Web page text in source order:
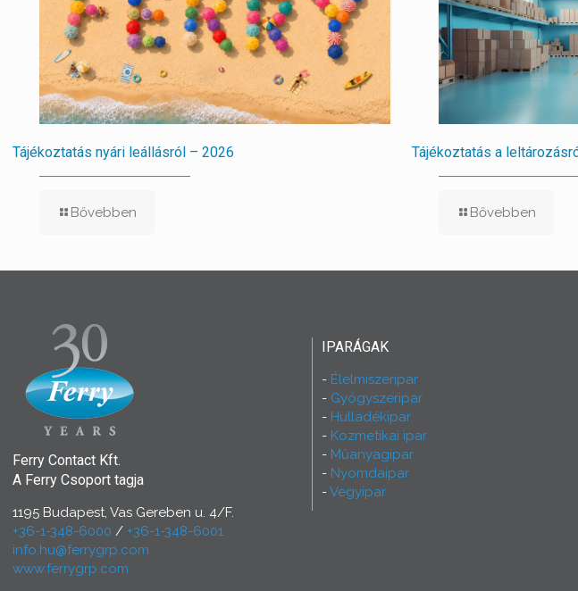
Tájékoztatás nyári leállásról – 2026
Bővebben
Tájékoztatás a
Bővebben
Ferry Contact Kft.
A Ferry Csoport tagja
1195 Budapest, Vas Gereben u. 4/F.
+36-1-348-6000 / +36-1-348-6001
info.hu@ferrygrp.com
www.ferrygrp.com
IPARÁGAK
Élelmiszeripar
Gyógyszeripar
Hulladékipar
Kozmetikai ipar
Műanyagipar
Nyomdaipar
Vegyipar